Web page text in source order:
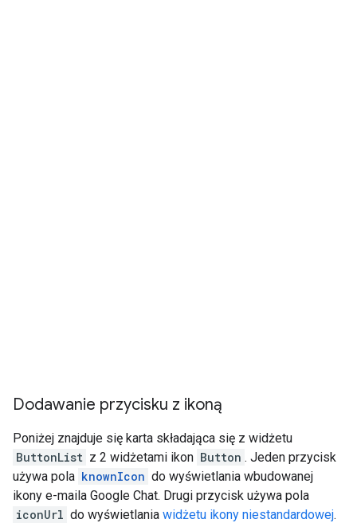
Dodawanie przycisku z ikoną
Poniżej znajduje się karta składająca się z widżetu
ButtonList z 2 widżetami ikon Button . Jeden przycisk
używa pola knownIcon do wyświetlania wbudowanej
ikony e-maila Google Chat. Drugi przycisk używa pola
iconUrl do wyświetlania widżetu ikony niestandardowej.